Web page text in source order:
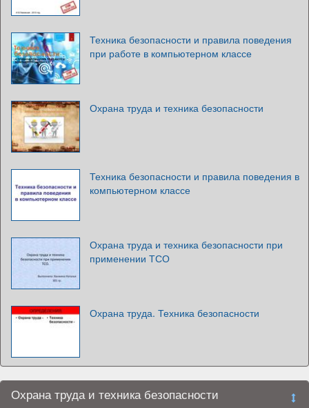
Техника безопасности и правила поведения
при работе в компьютерном классе
Охрана труда и техника безопасности
Техника безопасности и правила поведения в
компьютерном классе
Охрана труда и техника безопасности при
применении ТСО
Охрана труда. Техника безопасности
Охрана труда и техника безопасности